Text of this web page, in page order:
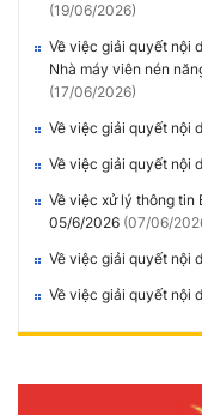
(19/06/2026)
Về việc giải quyết nội
Nhà máy viên nén
(17/06/2026)
Về việc giải quyết nội
Về việc giải quyết nội
Về việc xử lý thông tin
05/6/2026 (07/06/
Về việc giải quyết nội
Về việc giải quyết nội